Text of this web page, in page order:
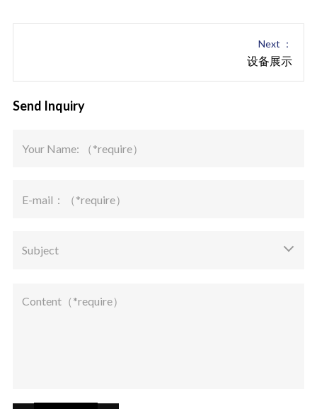
Next ：
设备展示
Send Inquiry